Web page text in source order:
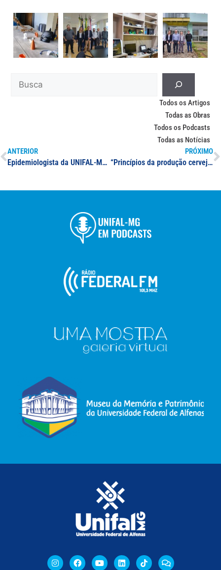
Todos os Artigos
Todas as Obras
Todos os Podcasts
Todas as Notícias
ANTERIOR
Epidemiologista da UNIFAL-MG chama atenção para crescimento de novos casos da covid-19 no sul de Minas
PRÓXIMO
“Princípios da produção cervejeira e as enzimas na mosturação” – Gabriel Gerber Hornink